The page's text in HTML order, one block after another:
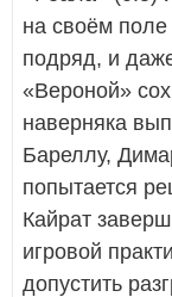
на своём
подряд, и
«Вероной»
наверняка
Бареллу,
попытается
Кайрат
игровой
допустить